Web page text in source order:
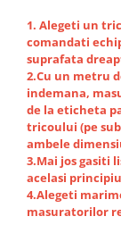
1. Alegeti un
comandati
suprafata
2.Cu un metru
indemana,
de la eticheta
tricoului (pe
ambele
3.Mai jos gasiti
acelasi
4.Alegeti
masuratorilor